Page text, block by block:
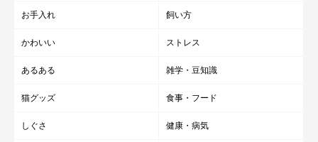
ね！
参照／Instagram（
お手入れ 飼い方
かわいい ストレス
あるある 雑学・豆知識
猫グッズ 食事・フード
しぐさ 健康・病気